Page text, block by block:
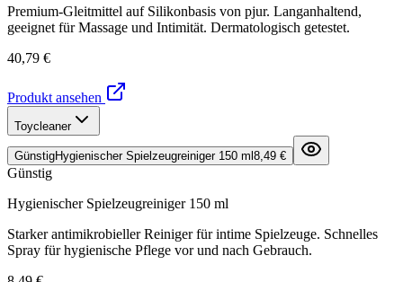
Premium-Gleitmittel auf Silikonbasis von pjur. Langanhaltend,
geeignet für Massage und Intimität. Dermatologisch getestet.
40,79 €
Produkt ansehen
Toycleaner
GünstigHygienischer Spielzeugreiniger 150 ml 8,49 €
Günstig
Hygienischer Spielzeugreiniger 150 ml
Starker antimikrobieller Reiniger für intime Spielzeuge. Schnelles
Spray für hygienische Pflege vor und nach Gebrauch.